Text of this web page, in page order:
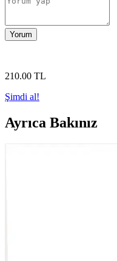
Yorum
210.00 TL
Şimdi al!
Ayrıca Bakınız